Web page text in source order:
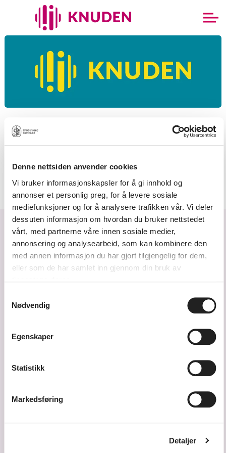
Denne nettsiden anvender cookies
Vi bruker informasjonskapsler for å gi innhold og
annonser et personlig preg, for å levere sosiale
mediefunksjoner og for å analysere trafikken vår. Vi deler
dessuten informasjon om hvordan du bruker nettstedet
vårt, med partnerne våre innen sosiale medier,
annonsering og analysearbeid, som kan kombinere den
med annen informasjon du har gjort tilgjengelig for dem,
eller som de har samlet inn gjennom din bruk av
Nødvendig
Egenskaper
Statistikk
Markedsføring
Detaljer
23.09.2025 kl. 16:00
Høstkonsert for Popkor og
Charlottes sangelever
Forside Arrangementer
Send e-post